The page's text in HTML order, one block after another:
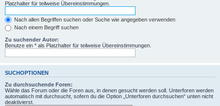
Platzhalter für teilweise Übereinstimmungen.
Nach allen Begriffen suchen oder Suche wie angegeben verwenden
Nach einem Begriff suchen
Zu suchender Autor:
Benutze ein * als Platzhalter für teilweise Übereinstimmungen.
SUCHOPTIONEN
Zu durchsuchende Foren:
Wähle das Forum oder die Foren aus, in denen gesucht werden soll. Unterforen werden
automatisch mit durchsucht, sofern du die Option „Unterforen durchsuchen“ unten nicht
deaktivierst.